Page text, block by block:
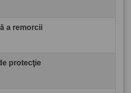
a remorcii
protecţie